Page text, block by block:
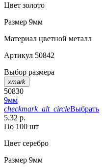
Цвет золото
Размер 9мм
Материал цветной металл
Артикул 50842
Выбор размера
xmark
50830
9мм
checkmark_alt_circleВыбрать
5.32 р.
По 100 шт
Цвет серебро
Размер 9мм